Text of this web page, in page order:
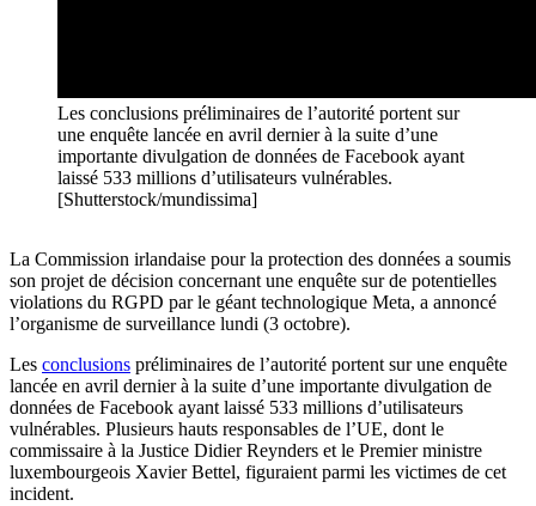
Les conclusions préliminaires de l’autorité portent sur
une enquête lancée en avril dernier à la suite d’une
importante divulgation de données de Facebook ayant
laissé 533 millions d’utilisateurs vulnérables.
[Shutterstock/mundissima]
La Commission irlandaise pour la protection des données a soumis
son projet de décision concernant une enquête sur de potentielles
violations du RGPD par le géant technologique Meta, a annoncé
l’organisme de surveillance lundi (3 octobre).
Les conclusions préliminaires de l’autorité portent sur une enquête
lancée en avril dernier à la suite d’une importante divulgation de
données de Facebook ayant laissé 533 millions d’utilisateurs
vulnérables. Plusieurs hauts responsables de l’UE, dont le
commissaire à la Justice Didier Reynders et le Premier ministre
luxembourgeois Xavier Bettel, figuraient parmi les victimes de cet
incident.